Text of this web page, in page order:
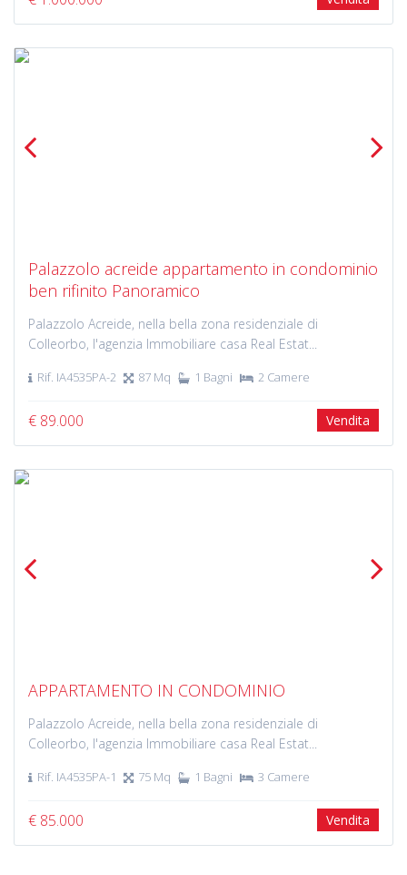
Palazzolo acreide appartamento in condominio
ben rifinito Panoramico
Palazzolo Acreide, nella bella zona residenziale di
Colleorbo, l'agenzia Immobiliare casa Real Estat...
Rif. IA4535PA-2 87 Mq 1 Bagni 2 Camere
€ 89.000 Vendita
APPARTAMENTO IN CONDOMINIO
Palazzolo Acreide, nella bella zona residenziale di
Colleorbo, l'agenzia Immobiliare casa Real Estat...
Rif. IA4535PA-1 75 Mq 1 Bagni 3 Camere
€ 85.000 Vendita